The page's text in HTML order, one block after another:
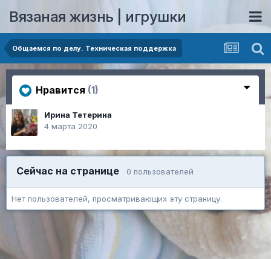
Вязаная жизнь | игрушки
Общаемся по делу. Техническая поддержка
Нравится (1)
Ирина Тетерина
4 марта 2020
Сейчас на странице 0 пользователей
Нет пользователей, просматривающих эту страницу.